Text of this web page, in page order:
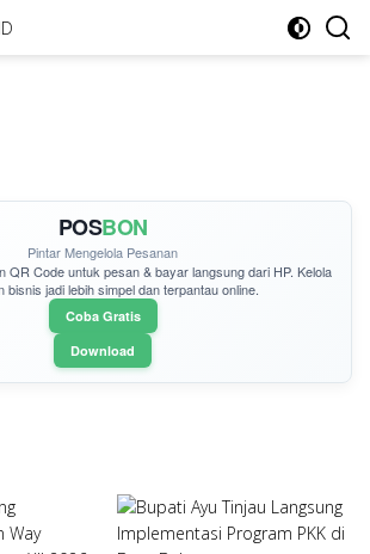
POSBON
Pintar Mengelola Pesanan
QR Codeuntuk pesan & bayar langsung dari HP. Kelola
bisnis jadi lebih simpel dan terpantau online.
Coba Gratis
Download